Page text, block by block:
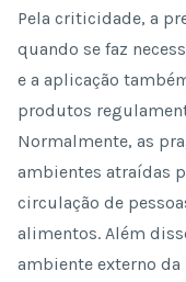
Pela criticidade, a
quando se faz
e a aplicação
produtos
Normalmente, as
ambientes atraídas
circulação de
alimentos. Além
ambiente externo da